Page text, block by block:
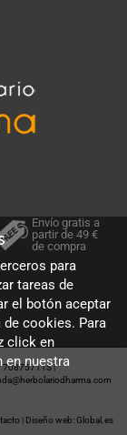
Envío gratis a
partir de 49 €
de compra
70875711S |
Diseño web: Global.es
para
tareas de
el botón aceptar
cookies. Para
click en
en nuestra